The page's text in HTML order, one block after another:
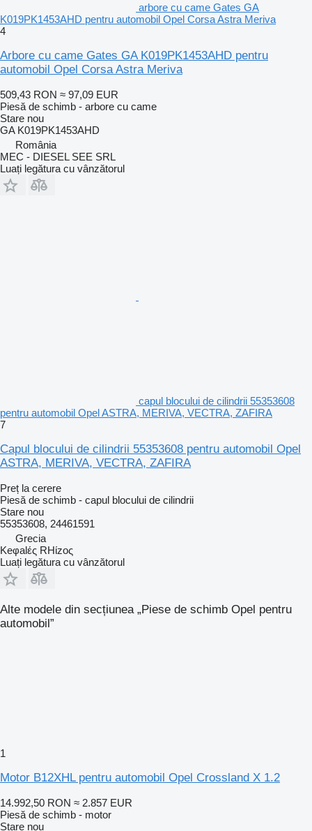
arbore cu came Gates GA
K019PK1453AHD pentru automobil Opel Corsa Astra Meriva
4
Arbore cu came Gates GA K019PK1453AHD pentru
automobil Opel Corsa Astra Meriva
509,43 RON ≈ 97,09 EUR
Piesă de schimb - arbore cu came
Stare nou
GA K019PK1453AHD
România
MEC - DIESEL SEE SRL
Luați legătura cu vânzătorul
capul blocului de cilindrii 55353608
pentru automobil Opel ASTRA, MERIVA, VECTRA, ZAFIRA
7
Capul blocului de cilindrii 55353608 pentru automobil Opel
ASTRA, MERIVA, VECTRA, ZAFIRA
Preț la cerere
Piesă de schimb - capul blocului de cilindrii
Stare nou
55353608, 24461591
Grecia
Keφalές RHίzoς
Luați legătura cu vânzătorul
Alte modele din secțiunea „Piese de schimb Opel pentru
automobil”
1
Motor B12XHL pentru automobil Opel Crossland X 1.2
14.992,50 RON ≈ 2.857 EUR
Piesă de schimb - motor
Stare nou